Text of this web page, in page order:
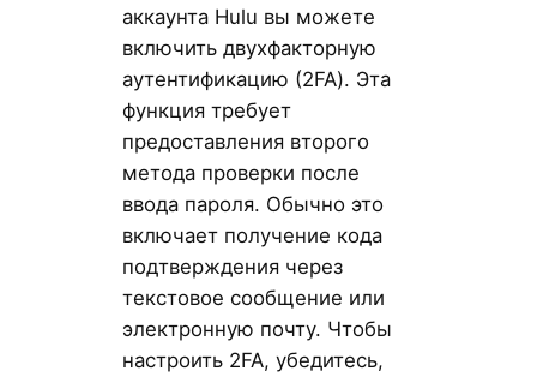
аккаунта Hulu вы можете
включить двухфакторную
аутентификацию (2FA). Эта
функция требует
предоставления второго
метода проверки после
ввода пароля. Обычно это
включает получение кода
подтверждения через
текстовое сообщение или
электронную почту. Чтобы
настроить 2FA, убедитесь,